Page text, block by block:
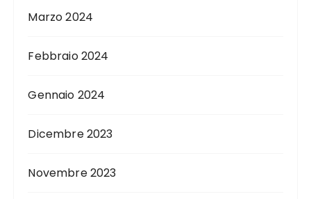
Marzo 2024
Febbraio 2024
Gennaio 2024
Dicembre 2023
Novembre 2023